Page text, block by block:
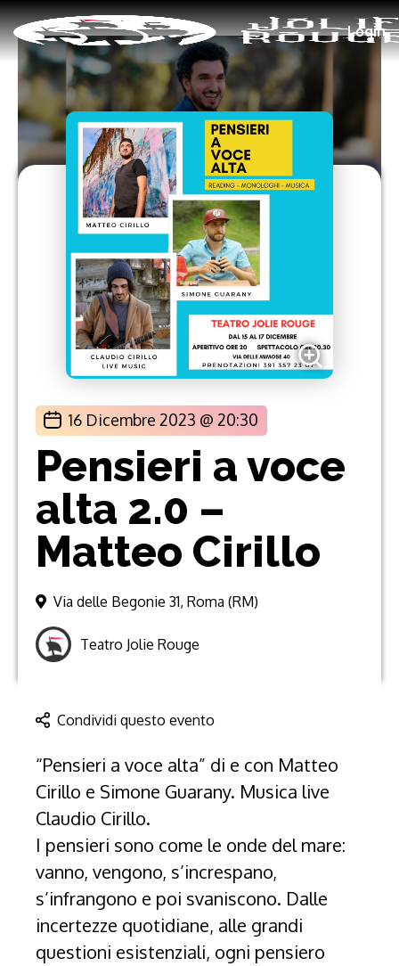
Login
16 Dicembre 2023 @ 20:30
Pensieri a voce
alta 2.0 –
Matteo Cirillo
Via delle Begonie 31, Roma (RM)
Teatro Jolie Rouge
Condividi questo evento
“Pensieri a voce alta” di e con Matteo
Cirillo e Simone Guarany. Musica live
Claudio Cirillo.
I pensieri sono come le onde del mare:
vanno, vengono, s’increspano,
s’infrangono e poi svaniscono. Dalle
incertezze quotidiane, alle grandi
questioni esistenziali, ogni pensiero